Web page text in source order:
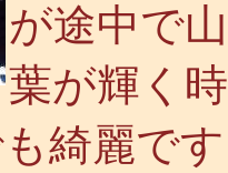
が途中で
葉が輝く
綺麗で